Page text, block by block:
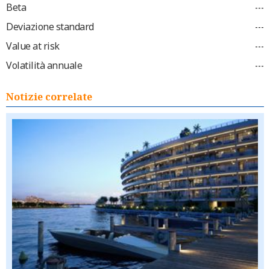
Beta
---
Deviazione standard ---
Value at risk ---
Volatilità annuale ---
Notizie correlate